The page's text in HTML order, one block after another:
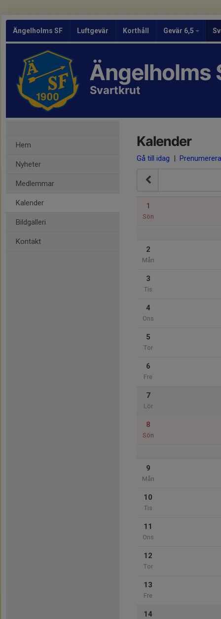
Ängelholms SF Luftgevär Korthåll Gevär 6,5
Ängelholms
Svartkrut
Hem
Nyheter
Medlemmar
Kalender
Bildgalleri
Kontakt
Kalender
Gå till idag | Prenumerera
1
Sön
2
Mån
3
Tis
4
Ons
5
Tor
6
Fre
7
Lör
8
Sön
9
Mån
10
Tis
11
Ons
12
Tor
13
Fre
14